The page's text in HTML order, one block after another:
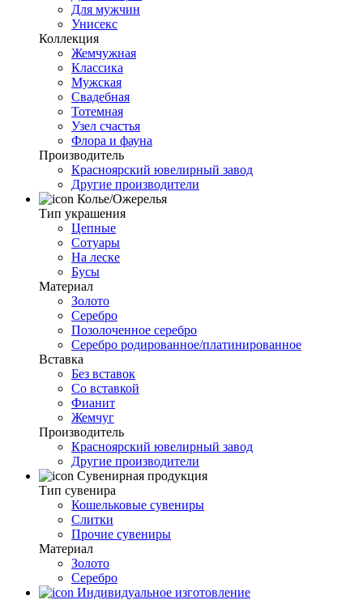
Для мужчин
Унисекс
Коллекция
Жемчужная
Классика
Мужская
Свадебная
Тотемная
Узел счастья
Флора и фауна
Производитель
Красноярский ювелирный завод
Другие производители
Колье/Ожерелья
Тип украшения
Цепные
Сотуары
На леске
Бусы
Материал
Золото
Серебро
Позолоченное серебро
Серебро родированное/платинированное
Вставка
Без вставок
Со вставкой
Фианит
Жемчуг
Производитель
Красноярский ювелирный завод
Другие производители
Сувенирная продукция
Тип сувенира
Кошельковые сувениры
Слитки
Прочие сувениры
Материал
Золото
Серебро
Индивидуальное изготовление